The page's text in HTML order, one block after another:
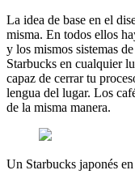
La idea de base en el
misma. En todos ellos
y los mismos sistemas
Starbucks en cualquier
capaz de cerrar tu
lengua del lugar. Los
de la misma manera.
Un Starbucks japonés